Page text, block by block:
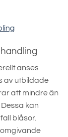
anses
av utbildade
att mindre än
kan
blåsor.